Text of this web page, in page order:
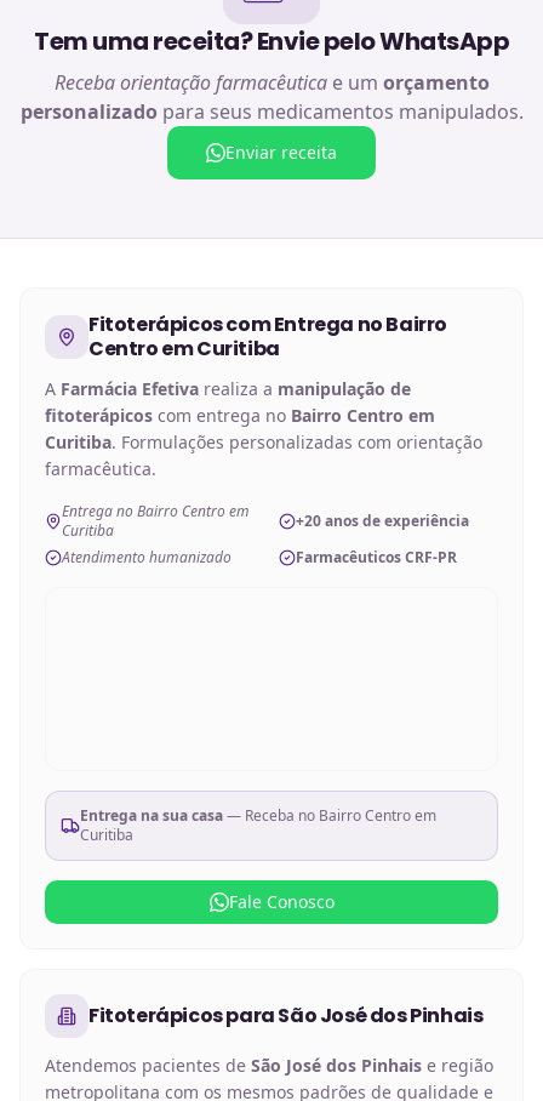
Tem uma receita? Envie pelo WhatsApp
Receba orientação farmacêuticae um orçamento
personalizado para seus medicamentos manipulados.
Enviar receita
Fitoterápicoscom Entrega noBairro
Centro em Curitiba
A Farmácia Efetiva realiza a manipulação de
fitoterápicos com entrega no Bairro Centro em
Curitiba. Formulações personalizadas com orientação
farmacêutica.
Entrega no Bairro Centro em
Curitiba
+20 anos de experiência
Atendimento humanizado
Farmacêuticos CRF-PR
Entrega na sua casa— Receba no Bairro Centro em
Curitiba
Fale Conosco
FitoterápicosparaSão José dos Pinhais
Atendemos pacientes de São José dos Pinhais e região
metropolitana com os mesmos padrões de qualidade e